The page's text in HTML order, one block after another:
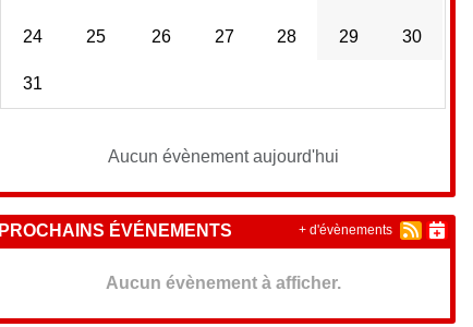
24 25 26 27 28 29 30
31
Aucun évènement aujourd'hui
PROCHAINS ÉVÉNEMENTS
Aucun évènement à afficher.
+ d'évènements